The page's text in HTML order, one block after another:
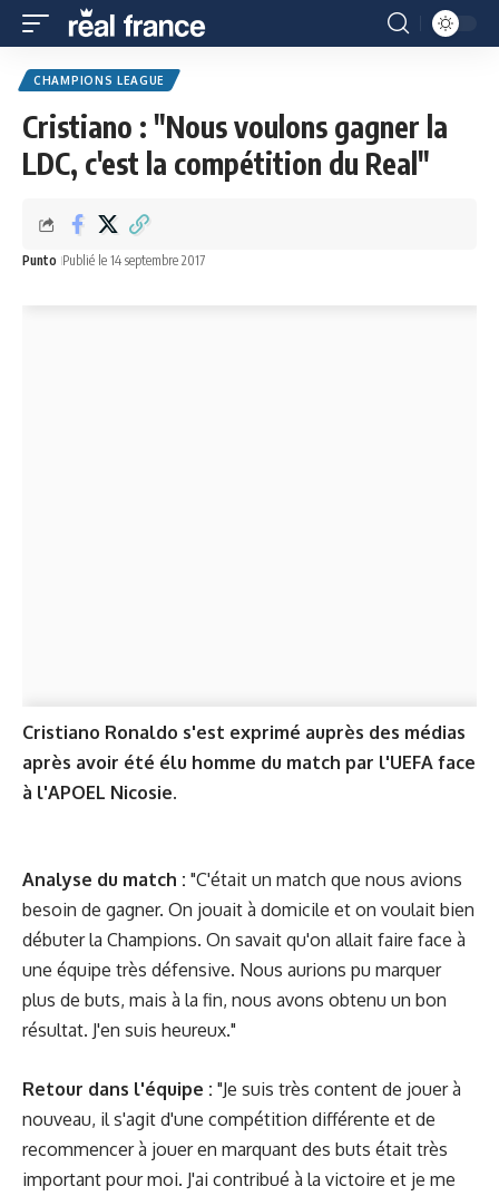
CHAMPIONS LEAGUE
Cristiano : "Nous voulons gagner la
LDC, c'est la compétition du Real"
Punto Publié le 14 septembre 2017
Cristiano Ronaldo s'est exprimé auprès des médias
après avoir été élu homme du match par l'UEFA face
à l'APOEL Nicosie.
Analyse du match : "C'était un match que nous avions
besoin de gagner. On jouait à domicile et on voulait bien
débuter la Champions. On savait qu'on allait faire face à
une équipe très défensive. Nous aurions pu marquer
plus de buts, mais à la fin, nous avons obtenu un bon
résultat. J'en suis heureux."
Retour dans l'équipe : "Je suis très content de jouer à
nouveau, il s'agit d'une compétition différente et de
recommencer à jouer en marquant des buts était très
important pour moi. J'ai contribué à la victoire et je me